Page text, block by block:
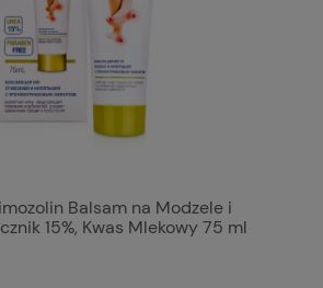
Balsam na Modzele i
15%, Kwas Mlekowy 75 ml